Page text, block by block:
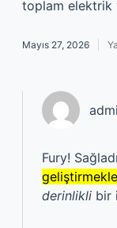
toplam elektrik
Mayıs 27, 2026
Fury!
geliştirmekle
derinlikli bir